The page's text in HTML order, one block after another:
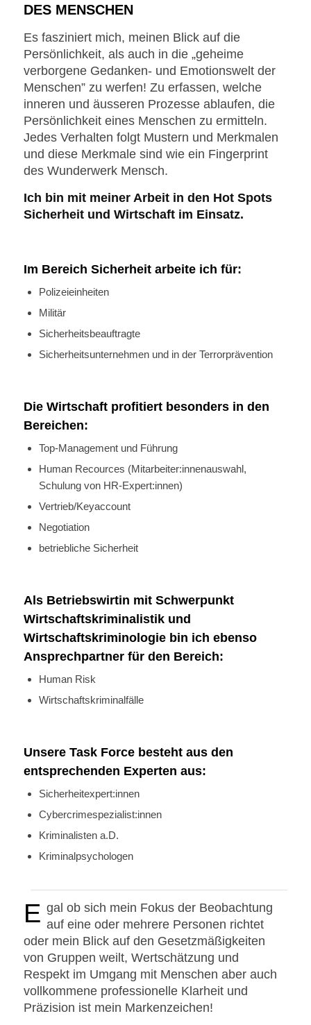
DES MENSCHEN
Es fasziniert mich, meinen Blick auf die
Persönlichkeit, als auch in die „geheime
verborgene Gedanken- und Emotionswelt der
Menschen” zu werfen! Zu erfassen, welche
inneren und äusseren Prozesse ablaufen, die
Persönlichkeit eines Menschen zu ermitteln.
Jedes Verhalten folgt Mustern und Merkmalen
und diese Merkmale sind wie ein Fingerprint
des Wunderwerk Mensch.
Ich bin mit meiner Arbeit in den Hot Spots
Sicherheit und Wirtschaft im Einsatz.
Im Bereich Sicherheit arbeite ich für:
Polizeieinheiten
Militär
Sicherheitsbeauftragte
Sicherheitsunternehmen und in der Terrorprävention
Die Wirtschaft profitiert besonders in den
Bereichen:
Top-Management und Führung
Human Recources (Mitarbeiter:innenauswahl,
Schulung von HR-Expert:innen)
Vertrieb/Keyaccount
Negotiation
betriebliche Sicherheit
Als Betriebswirtin mit Schwerpunkt
Wirtschaftskriminalistik und
Wirtschaftskriminologie bin ich ebenso
Ansprechpartner für den Bereich:
Human Risk
Wirtschaftskriminalfälle
Unsere Task Force besteht aus den
entsprechenden Experten aus:
Sicherheitexpert:innen
Cybercrimespezialist:innen
Kriminalisten a.D.
Kriminalpsychologen
E gal ob sich mein Fokus der Beobachtung
auf eine oder mehrere Personen richtet
oder mein Blick auf den Gesetzmäßigkeiten
von Gruppen weilt, Wertschätzung und
Respekt im Umgang mit Menschen aber auch
vollkommene professionelle Klarheit und
Präzision ist mein Markenzeichen!